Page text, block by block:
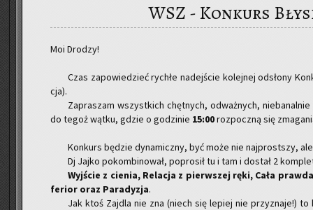
WSZ - Konkurs
Moi Drodzy!
Czas za­po­wie­dzieć ry­chłe na­dej­ście ko­lej­nej od­sło­ny
cja).
Za­pra­szam wszyst­kich chęt­nych, od­waż­nych,
do tegoż wątku, gdzie o go­dzi­nie 15:00roz­pocz­ną się
Kon­kurs bę­dzie dy­na­micz­ny, być może nie naj­prost­szy,
Dj Jajko po­kom­bi­no­wał, po­pro­sił tu i tam i do­stał 2
Wyj­ście z cie­nia, Re­la­cja z pierw­szej ręki, Cała
fe­rior oraz Pa­ra­dy­zja.
Jak ktoś Zaj­dla nie zna (niech się le­piej nie przy­zna­je!)